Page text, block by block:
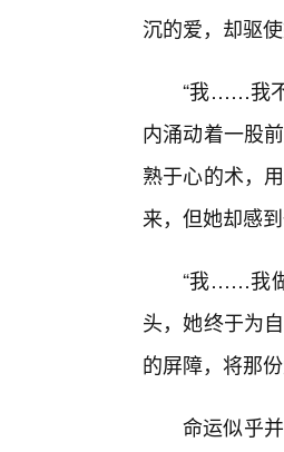
沉的爱，却驱
“我……我
内涌动着一股
熟于心的术，
来，但她却感
“我……我
头，她终于为
的屏障，将那
命运似乎